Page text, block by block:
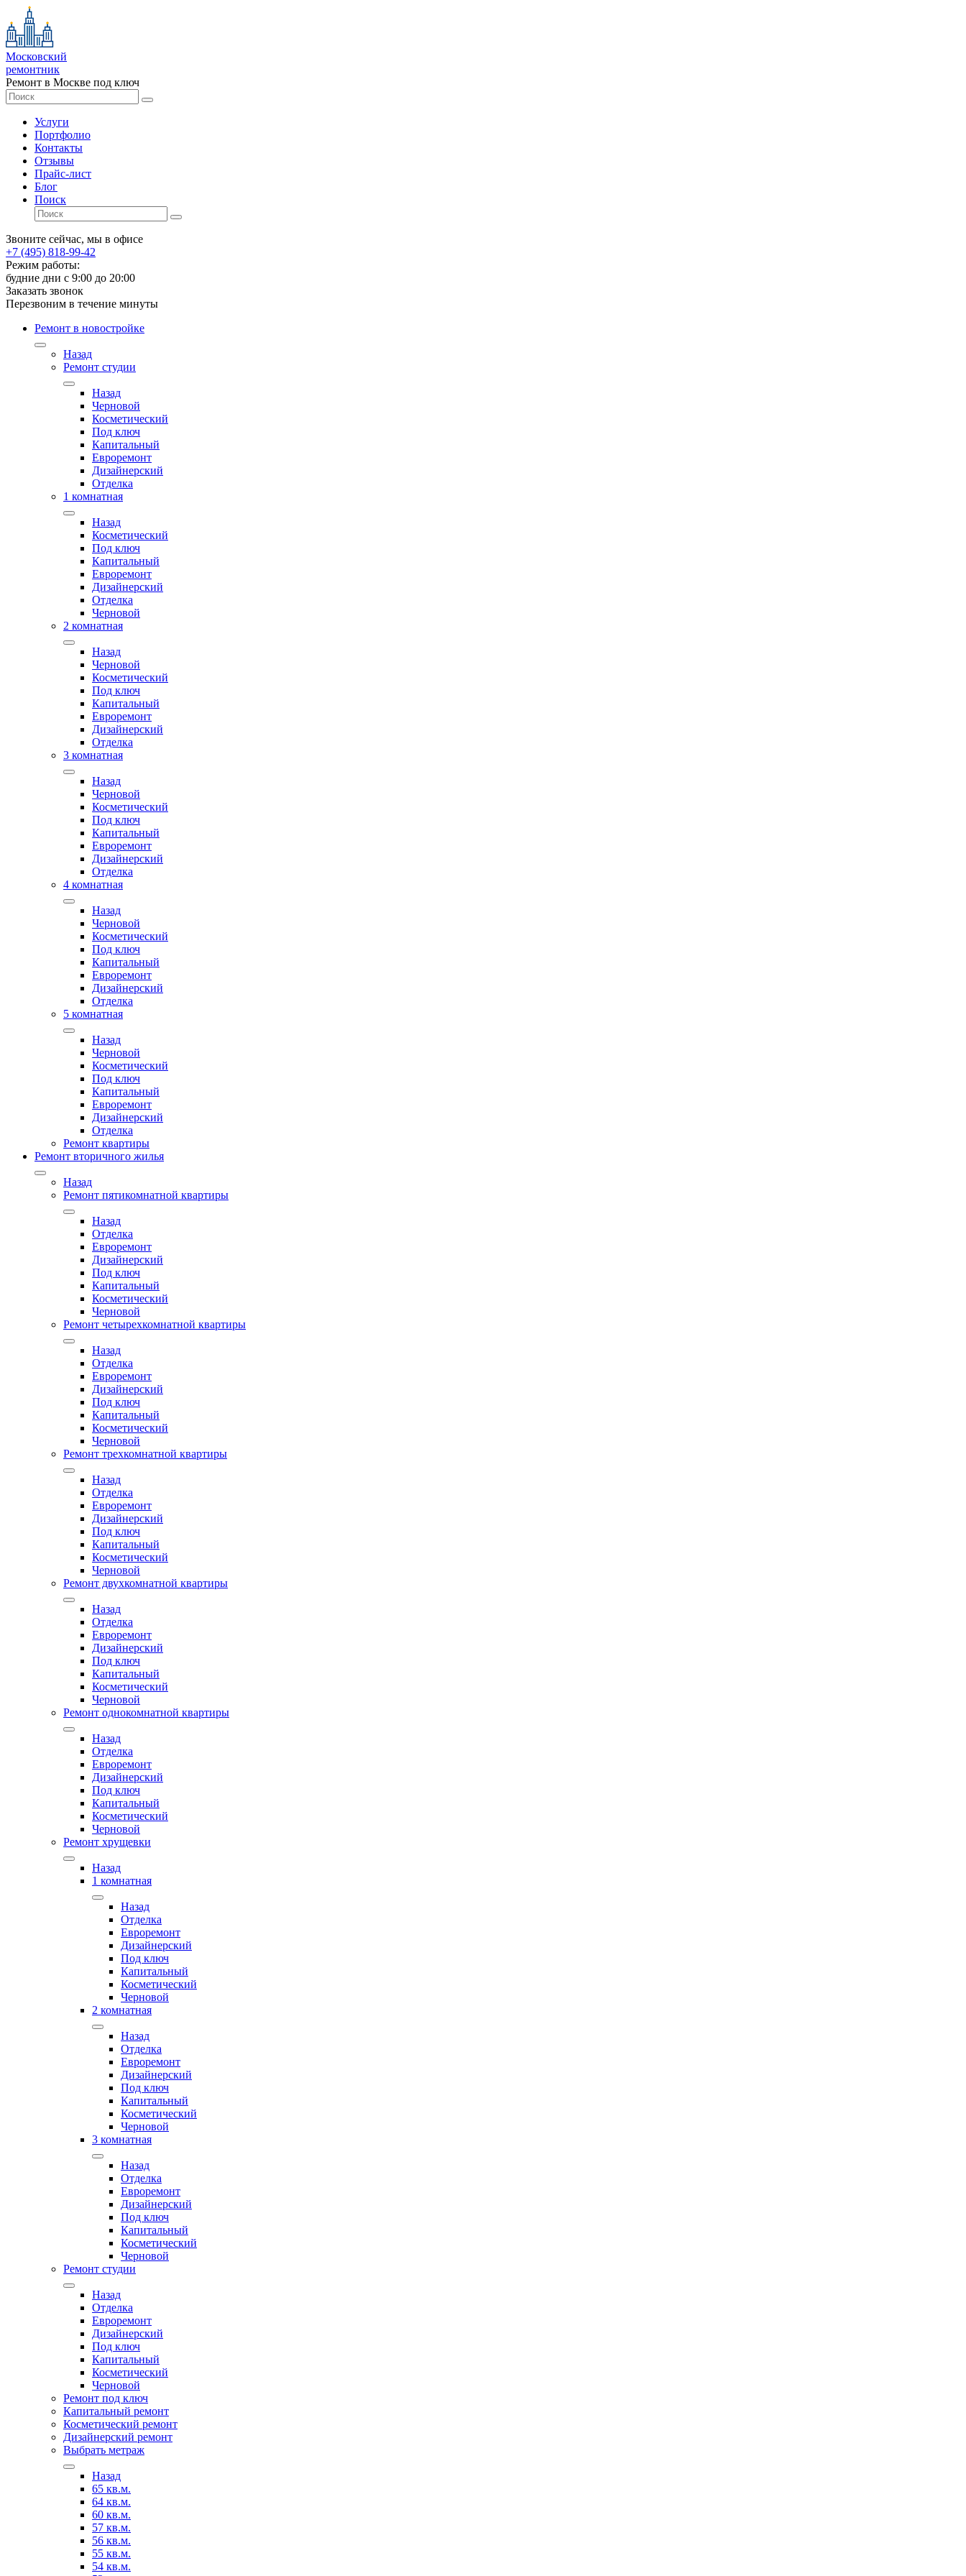
Московский
ремонтник
Ремонт в Москве под ключ
Услуги
Портфолио
Контакты
Отзывы
Прайс-лист
Блог
Поиск
Звоните сейчас, мы в офисе
+7 (495) 818-99-42
Режим работы:
будние дни с 9:00 до 20:00
Заказать звонок
Перезвоним в течение минуты
Ремонт в новостройке
Назад
Ремонт студии
Назад
Черновой
Косметический
Под ключ
Капитальный
Евроремонт
Дизайнерский
Отделка
1 комнатная
Назад
Косметический
Под ключ
Капитальный
Евроремонт
Дизайнерский
Отделка
Черновой
2 комнатная
Назад
Черновой
Косметический
Под ключ
Капитальный
Евроремонт
Дизайнерский
Отделка
3 комнатная
Назад
Черновой
Косметический
Под ключ
Капитальный
Евроремонт
Дизайнерский
Отделка
4 комнатная
Назад
Черновой
Косметический
Под ключ
Капитальный
Евроремонт
Дизайнерский
Отделка
5 комнатная
Назад
Черновой
Косметический
Под ключ
Капитальный
Евроремонт
Дизайнерский
Отделка
Ремонт квартиры
Ремонт вторичного жилья
Назад
Ремонт пятикомнатной квартиры
Назад
Отделка
Евроремонт
Дизайнерский
Под ключ
Капитальный
Косметический
Черновой
Ремонт четырехкомнатной квартиры
Назад
Отделка
Евроремонт
Дизайнерский
Под ключ
Капитальный
Косметический
Черновой
Ремонт трехкомнатной квартиры
Назад
Отделка
Евроремонт
Дизайнерский
Под ключ
Капитальный
Косметический
Черновой
Ремонт двухкомнатной квартиры
Назад
Отделка
Евроремонт
Дизайнерский
Под ключ
Капитальный
Косметический
Черновой
Ремонт однокомнатной квартиры
Назад
Отделка
Евроремонт
Дизайнерский
Под ключ
Капитальный
Косметический
Черновой
Ремонт хрущевки
Назад
1 комнатная
Назад
Отделка
Евроремонт
Дизайнерский
Под ключ
Капитальный
Косметический
Черновой
2 комнатная
Назад
Отделка
Евроремонт
Дизайнерский
Под ключ
Капитальный
Косметический
Черновой
3 комнатная
Назад
Отделка
Евроремонт
Дизайнерский
Под ключ
Капитальный
Косметический
Черновой
Ремонт студии
Назад
Отделка
Евроремонт
Дизайнерский
Под ключ
Капитальный
Косметический
Черновой
Ремонт под ключ
Капитальный ремонт
Косметический ремонт
Дизайнерский ремонт
Выбрать метраж
Назад
65 кв.м.
64 кв.м.
60 кв.м.
57 кв.м.
56 кв.м.
55 кв.м.
54 кв.м.